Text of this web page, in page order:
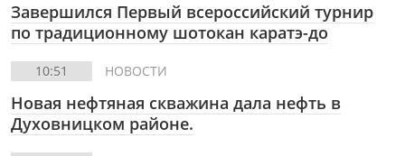
Завершился Первый всероссийский турнир
по традиционному шотокан каратэ-до
10:51 НОВОСТИ
Новая нефтяная скважина дала нефть в
Духовницком районе.